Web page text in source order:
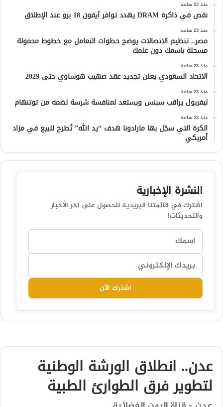
منذ 23 ساعة
نقص في ذاكرة DRAM يهدد توافر آيفون 18 برو عند الإطلاق
منذ 23 ساعة
مصر.. تنظيم الاتصالات يوضح خطوات التعامل مع خطوط محمولة
مسجلة باسمك دون علمك
منذ 23 ساعة
الاتحاد السعودي يعلن تجديد عقد صهيب هوساوي حتى 2029
منذ 23 ساعة
ليفربول يراقب سبنس ويستعد لمنافسة شرسة لضمه من توتنهام
منذ 23 ساعة
الكرة التي سجّل بها مارادونا هدف “يد الله” تُطرح للبيع في مزاد
أمريكي
النشرة الإخبارية
اشترك في قائمتنا البريدية للحصول على آخر الأخبار
والتحديثات!
اشترك الآن